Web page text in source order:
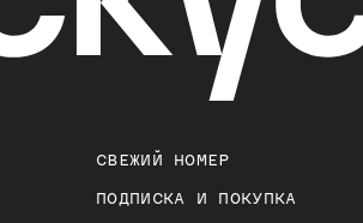
СВЕЖИЙ НОМЕР
ПОДПИСКА И ПОКУПКА